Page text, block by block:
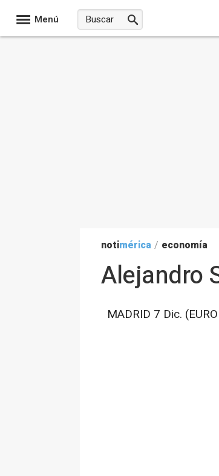
Menú
notimérica / economía
Alejandro
MADRID 7 Dic.